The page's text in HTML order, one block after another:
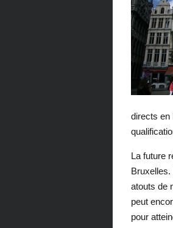
directs en
La future
atouts de
peut
pour